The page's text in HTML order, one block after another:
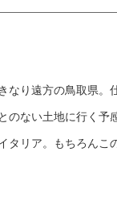
り遠方の鳥取県。
のない土地に行く
タリア。もちろんこ